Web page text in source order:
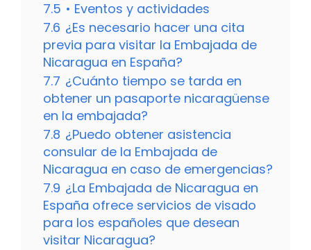
7.5 • Eventos y actividades
7.6 ¿Es necesario hacer una cita
previa para visitar la Embajada de
Nicaragua en España?
7.7 ¿Cuánto tiempo se tarda en
obtener un pasaporte nicaragüense
en la embajada?
7.8 ¿Puedo obtener asistencia
consular de la Embajada de
Nicaragua en caso de emergencias?
7.9 ¿La Embajada de Nicaragua en
España ofrece servicios de visado
para los españoles que desean
visitar Nicaragua?